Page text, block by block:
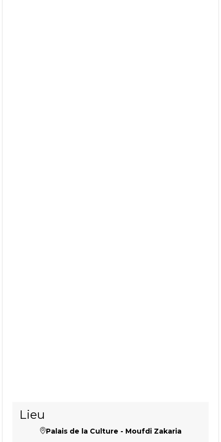
Lieu
Palais de la Culture - Moufdi Zakaria